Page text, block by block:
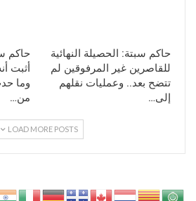
حاكم سبتة: الحصيلة النهائية
للقاصرين غير المرفوقين لم
تتضح بعد.. وعمليات نقلهم
إلى…
حاكم
أثبت
وما
من…
LOAD MORE POSTS